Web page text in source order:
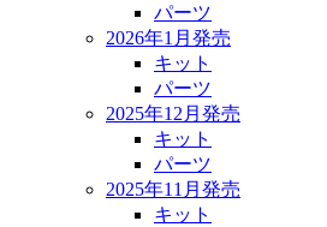
パーツ
2026年1月発売
キット
パーツ
2025年12月発売
キット
パーツ
2025年11月発売
キット